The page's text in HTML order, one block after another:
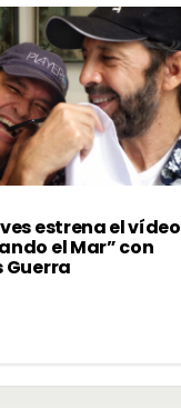
estrena el vídeo
el Mar” con
Guerra